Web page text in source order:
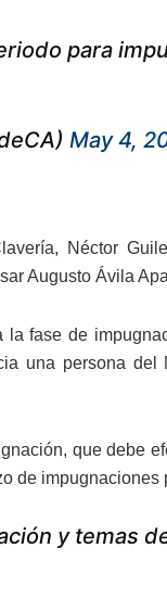
para
May 4,
Néctor
Augusto Ávila
fase de
una persona
que debe
de impugnaciones
y temas